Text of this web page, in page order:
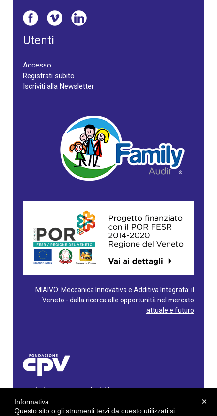
Utenti
Accesso
Registrati subito
Iscriviti alla Newsletter
MIAIVO: Meccanica Innovativa e Additiva Integrata: il
Veneto - dalla ricerca alle opportunità nel mercato
attuale e futuro
Fondazione Centro Produttività Veneto
Via Gioacchino Rossini, 60 - 36100 Vicenza - Italy
Tel. 0444/960500 - Fax 0444/1932220
×
Informativa
Questo sito o gli strumenti terzi da questo utilizzati si